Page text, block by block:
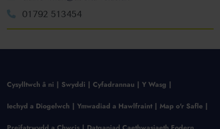
01792 513454
Cysylltwch â ni Swyddi Cyfadrannau Y Wasg
Iechyd a Diogelwch Ymwadiad a Hawlfraint Map o'r Safle